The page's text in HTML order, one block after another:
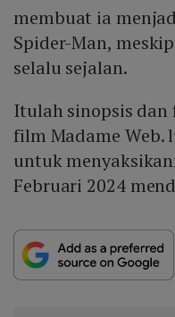
membuat ia
Spider-Man,
selalu sejalan.
Itulah sinopsis
film Madame Web.
untuk
Februari 2024